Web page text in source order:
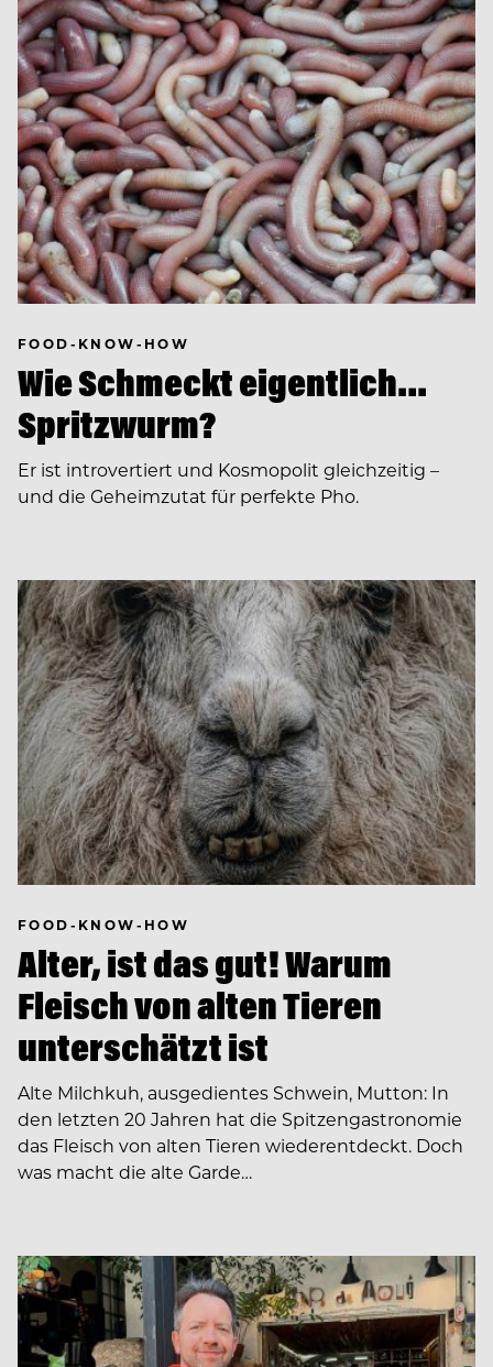
FOOD-KNOW-HOW
Wie Schmeckt eigentlich…
Spritzwurm?
Er ist introvertiert und Kosmopolit gleichzeitig –
und die Geheimzutat für perfekte Pho.
FOOD-KNOW-HOW
Alter, ist das gut! Warum
Fleisch von alten Tieren
unterschätzt ist
Alte Milchkuh, ausgedientes Schwein, Mutton: In
den letzten 20 Jahren hat die Spitzengastronomie
das Fleisch von alten Tieren wiederentdeckt. Doch
was macht die alte Garde…